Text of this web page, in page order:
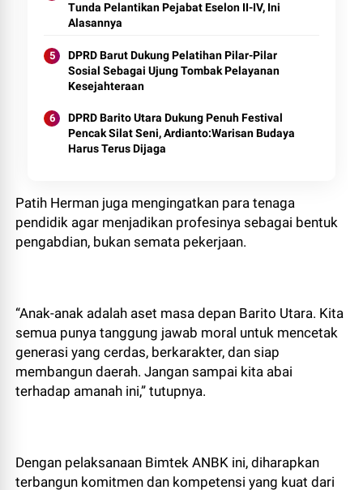
Tunda Pelantikan Pejabat Eselon II-IV, Ini
Alasannya
DPRD Barut Dukung Pelatihan Pilar-Pilar
Sosial Sebagai Ujung Tombak Pelayanan
Kesejahteraan
DPRD Barito Utara Dukung Penuh Festival
Pencak Silat Seni, Ardianto:Warisan Budaya
Harus Terus Dijaga
Patih Herman juga mengingatkan para tenaga
pendidik agar menjadikan profesinya sebagai bentuk
pengabdian, bukan semata pekerjaan.
“Anak-anak adalah aset masa depan Barito Utara. Kita
semua punya tanggung jawab moral untuk mencetak
generasi yang cerdas, berkarakter, dan siap
membangun daerah. Jangan sampai kita abai
terhadap amanah ini,” tutupnya.
Dengan pelaksanaan Bimtek ANBK ini, diharapkan
terbangun komitmen dan kompetensi yang kuat dari